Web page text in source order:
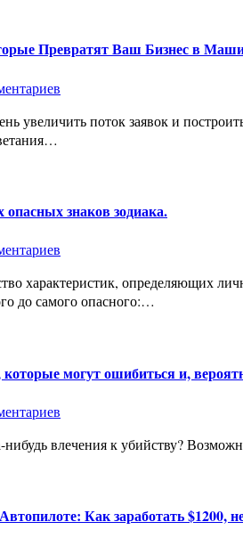
Превратят Ваш Бизнес в
знаков зодиака.
до самого опасного:…
которые могут ошибиться и,
нибудь влечения к убийству?
Как заработать $1200,